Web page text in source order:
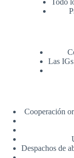
Todo
Las
Cooperación
Despachos de